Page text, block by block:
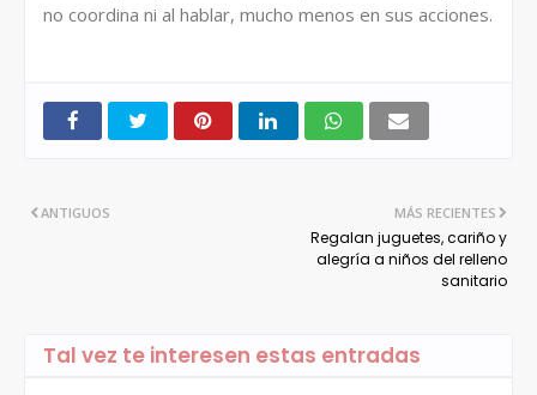
no coordina ni al hablar, mucho menos en sus acciones.
MÁS RECIENTES
Regalan juguetes, cariño y
alegría a niños del relleno
sanitario
ANTIGUOS
Tal vez te interesen estas entradas